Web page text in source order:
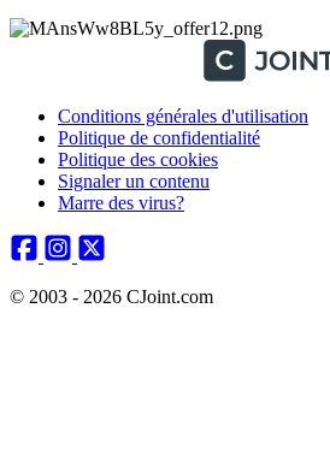
Conditions générales d'utilisation
Politique de confidentialité
Politique des cookies
Signaler un contenu
Marre des virus?
© 2003 - 2026 CJoint.com